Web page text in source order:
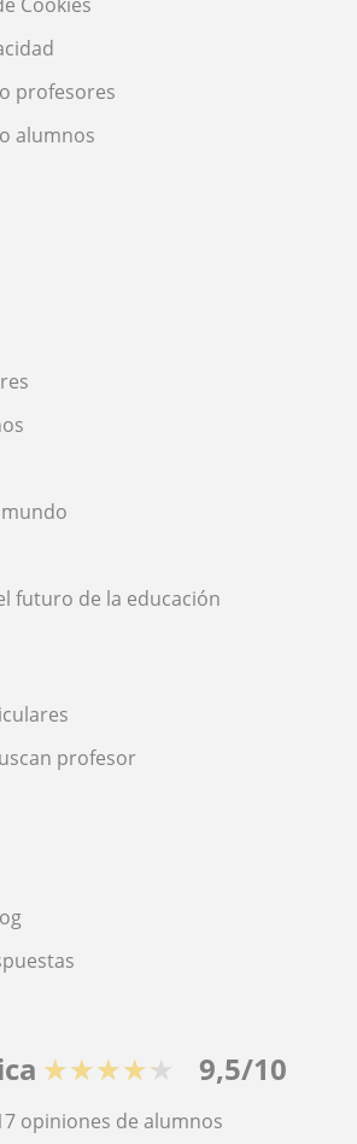
profesores
alumnos
futuro de la educación
profesor
★★★★★ 9,5/10
opiniones de alumnos